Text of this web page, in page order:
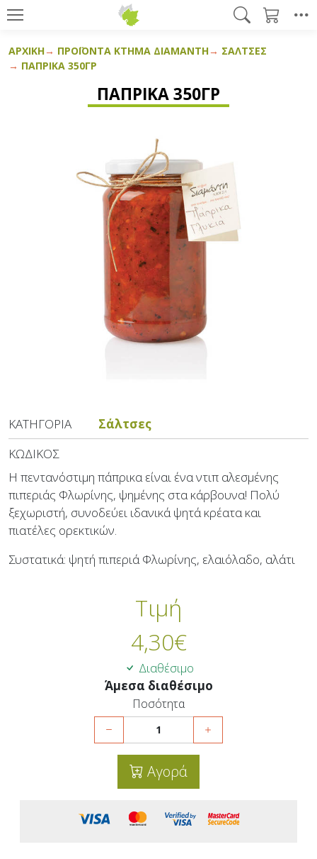
ΑΡΧΙΚΉ ΠΡΟΪΌΝΤΑ ΚΤΉΜΑ ΔΙΑΜΆΝΤΗ
ΣΆΛΤΣΕΣ
ΠΆΠΡΙΚΑ 350ΓΡ
ΠΆΠΡΙΚΑ 350ΓΡ
ΚΑΤΗΓΟΡΊΑ
Σάλτσες
ΚΩΔΙΚΌΣ
Η πεντανόστιμη πάπρικα είναι ένα ντιπ αλεσμένης
πιπεριάς Φλωρίνης, ψημένης στα κάρβουνα! Πολύ
ξεχωριστή, συνοδεύει ιδανικά ψητά κρέατα και
πιατέλες ορεκτικών.
Συστατικά: ψητή πιπεριά Φλωρίνης, ελαιόλαδο, αλάτι
Τιμή
4,30€
Διαθέσιμο
Άμεσα διαθέσιμο
Ποσότητα
Αγορά